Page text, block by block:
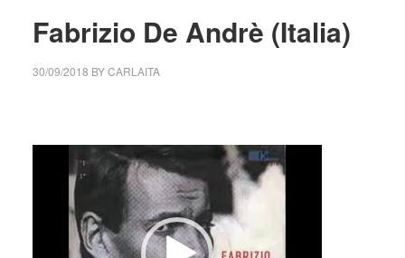
Fabrizio De Andrè (Italia)
30/09/2018 BYCARLAITA